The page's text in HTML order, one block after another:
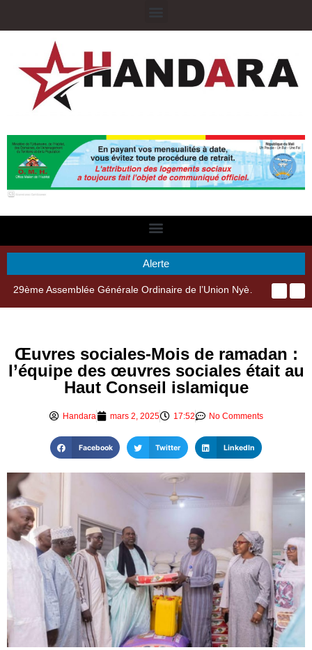
Alerte
29ème Assemblée Générale Ordinaire de l’Union Nyèsigiso : L’encours total des dépôts des membres passé de 18 milliards en 2024 à 21 milliards en 2025
Œuvres sociales-Mois de ramadan :
l’équipe des œuvres sociales était au
Haut Conseil islamique
Handara mars 2, 2025 17:52 No Comments
Facebook Twitter LinkedIn